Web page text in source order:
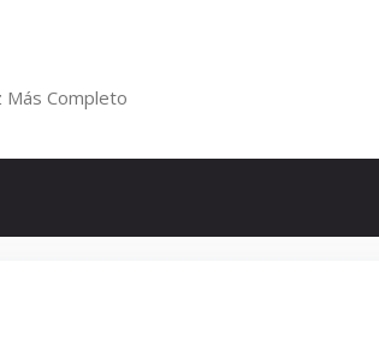
Más Completo